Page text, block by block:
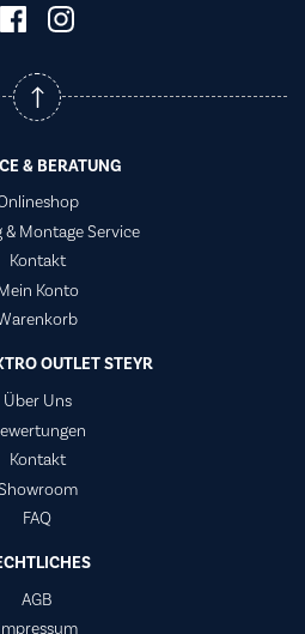
& BERATUNG
& Montage Service
Kontakt
Konto
OUTLET STEYR
Über Uns
Kontakt
FAQ
AGB